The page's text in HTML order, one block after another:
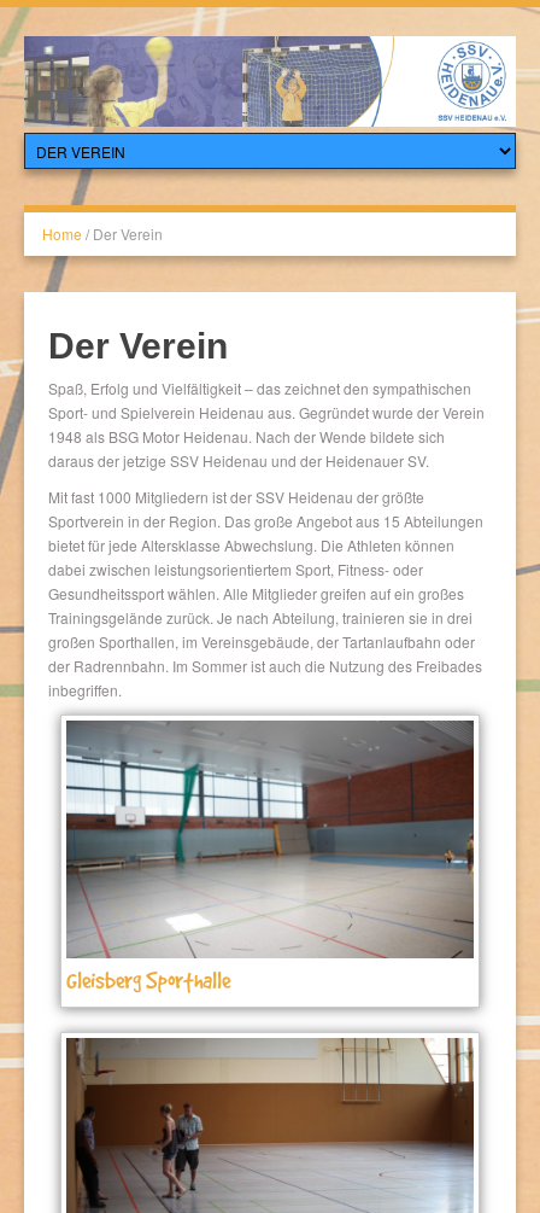
Home / Der Verein
Der Verein
Spaß, Erfolg und Vielfältigkeit – das zeichnet den sympathischen
Sport- und Spielverein Heidenau aus. Gegründet wurde der Verein
1948 als BSG Motor Heidenau. Nach der Wende bildete sich
daraus der jetzige SSV Heidenau und der Heidenauer SV.
Mit fast 1000 Mitgliedern ist der SSV Heidenau der größte
Sportverein in der Region. Das große Angebot aus 15 Abteilungen
bietet für jede Altersklasse Abwechslung. Die Athleten können
dabei zwischen leistungsorientiertem Sport, Fitness- oder
Gesundheitssport wählen. Alle Mitglieder greifen auf ein großes
Trainingsgelände zurück. Je nach Abteilung, trainieren sie in drei
großen Sporthallen, im Vereinsgebäude, der Tartanlaufbahn oder
der Radrennbahn. Im Sommer ist auch die Nutzung des Freibades
inbegriffen.
Gleisberg Sporthalle